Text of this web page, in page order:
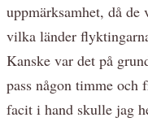
uppmärksamhet, då de
vilka länder
Kanske var det på
pass någon timme
facit i hand skulle jag